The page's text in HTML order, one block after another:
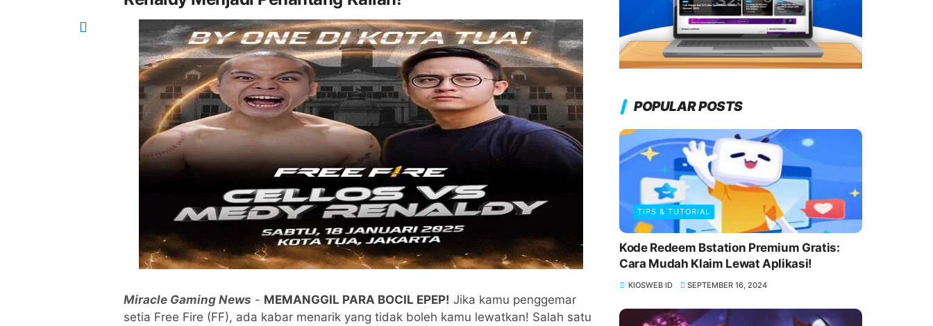
Miracle Gaming News - MEMANGGIL PARA BOCIL EPEP! Jika kamu penggemar
setia Free Fire (FF), ada kabar menarik yang tidak boleh kamu lewatkan! Salah satu
POPULAR POSTS
TIPS & TUTORIAL
Kode Redeem Bstation Premium Gratis:
Cara Mudah Klaim Lewat Aplikasi!
KIOSWEB ID SEPTEMBER 16, 2024